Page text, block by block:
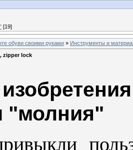
[19]
обуви своими руками » Инструменты и
zipper lock
"молния"